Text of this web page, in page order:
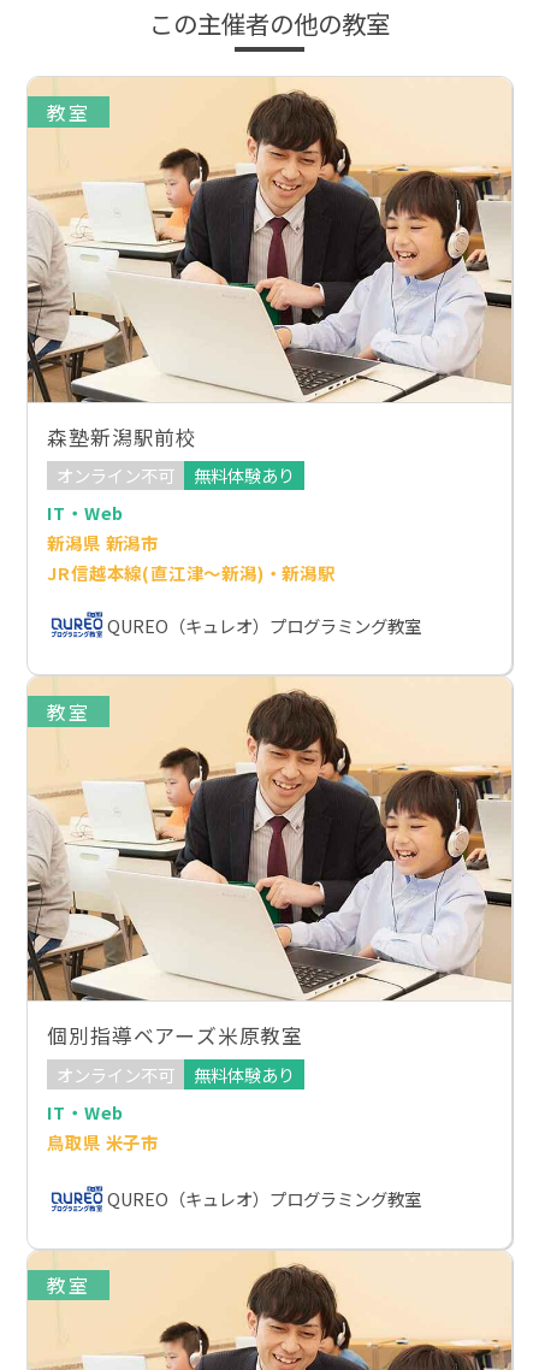
この主催者の他の教室
教室
森塾新潟駅前校
オンライン不可
無料体験あり
IT・Web
新潟県 新潟市
JR信越本線(直江津～新潟)・新潟駅
QUREO（キュレオ）プログラミング教室
教室
個別指導ベアーズ米原教室
オンライン不可
無料体験あり
IT・Web
鳥取県 米子市
QUREO（キュレオ）プログラミング教室
教室